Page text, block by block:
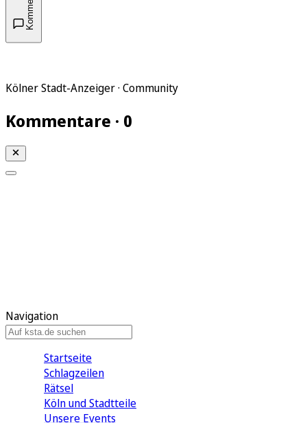
Kölner Stadt-Anzeiger · Community
Kommentare · 0
Navigation
Startseite
Schlagzeilen
Rätsel
Köln und Stadtteile
Unsere Events